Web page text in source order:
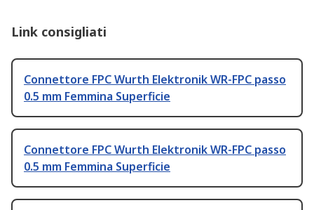
Link consigliati
Connettore FPC Wurth Elektronik WR-FPC passo
0.5 mm Femmina Superficie
Connettore FPC Wurth Elektronik WR-FPC passo
0.5 mm Femmina Superficie